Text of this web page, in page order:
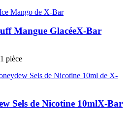
Mangue GlacéeX-Bar
1 pièce
Sels de Nicotine 10mlX-Bar